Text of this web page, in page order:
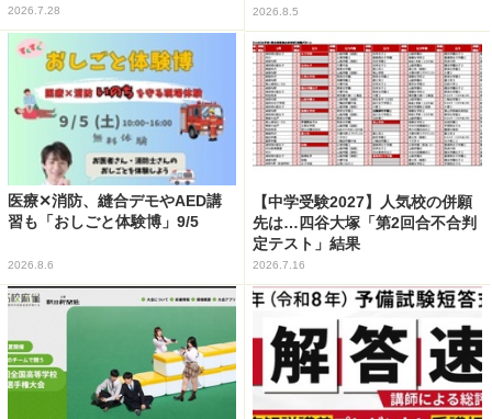
2026.7.28 2026.8.5
医療✕消防、縫合デモやAED講
習も「おしごと体験博」9/5
2026.8.6
【中学受験2027】人気校の併願
先は…四谷大塚「第2回合不合判
定テスト」結果
2026.7.16